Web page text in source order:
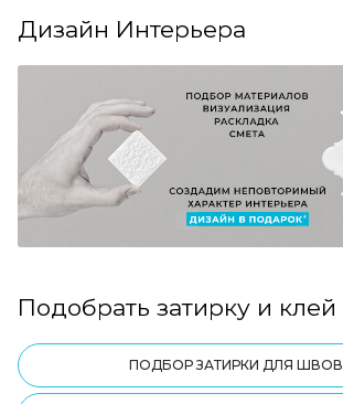
Дизайн Интерьера
Подобрать затирку и клей
ПОДБОР ЗАТИРКИ ДЛЯ ШВОВ